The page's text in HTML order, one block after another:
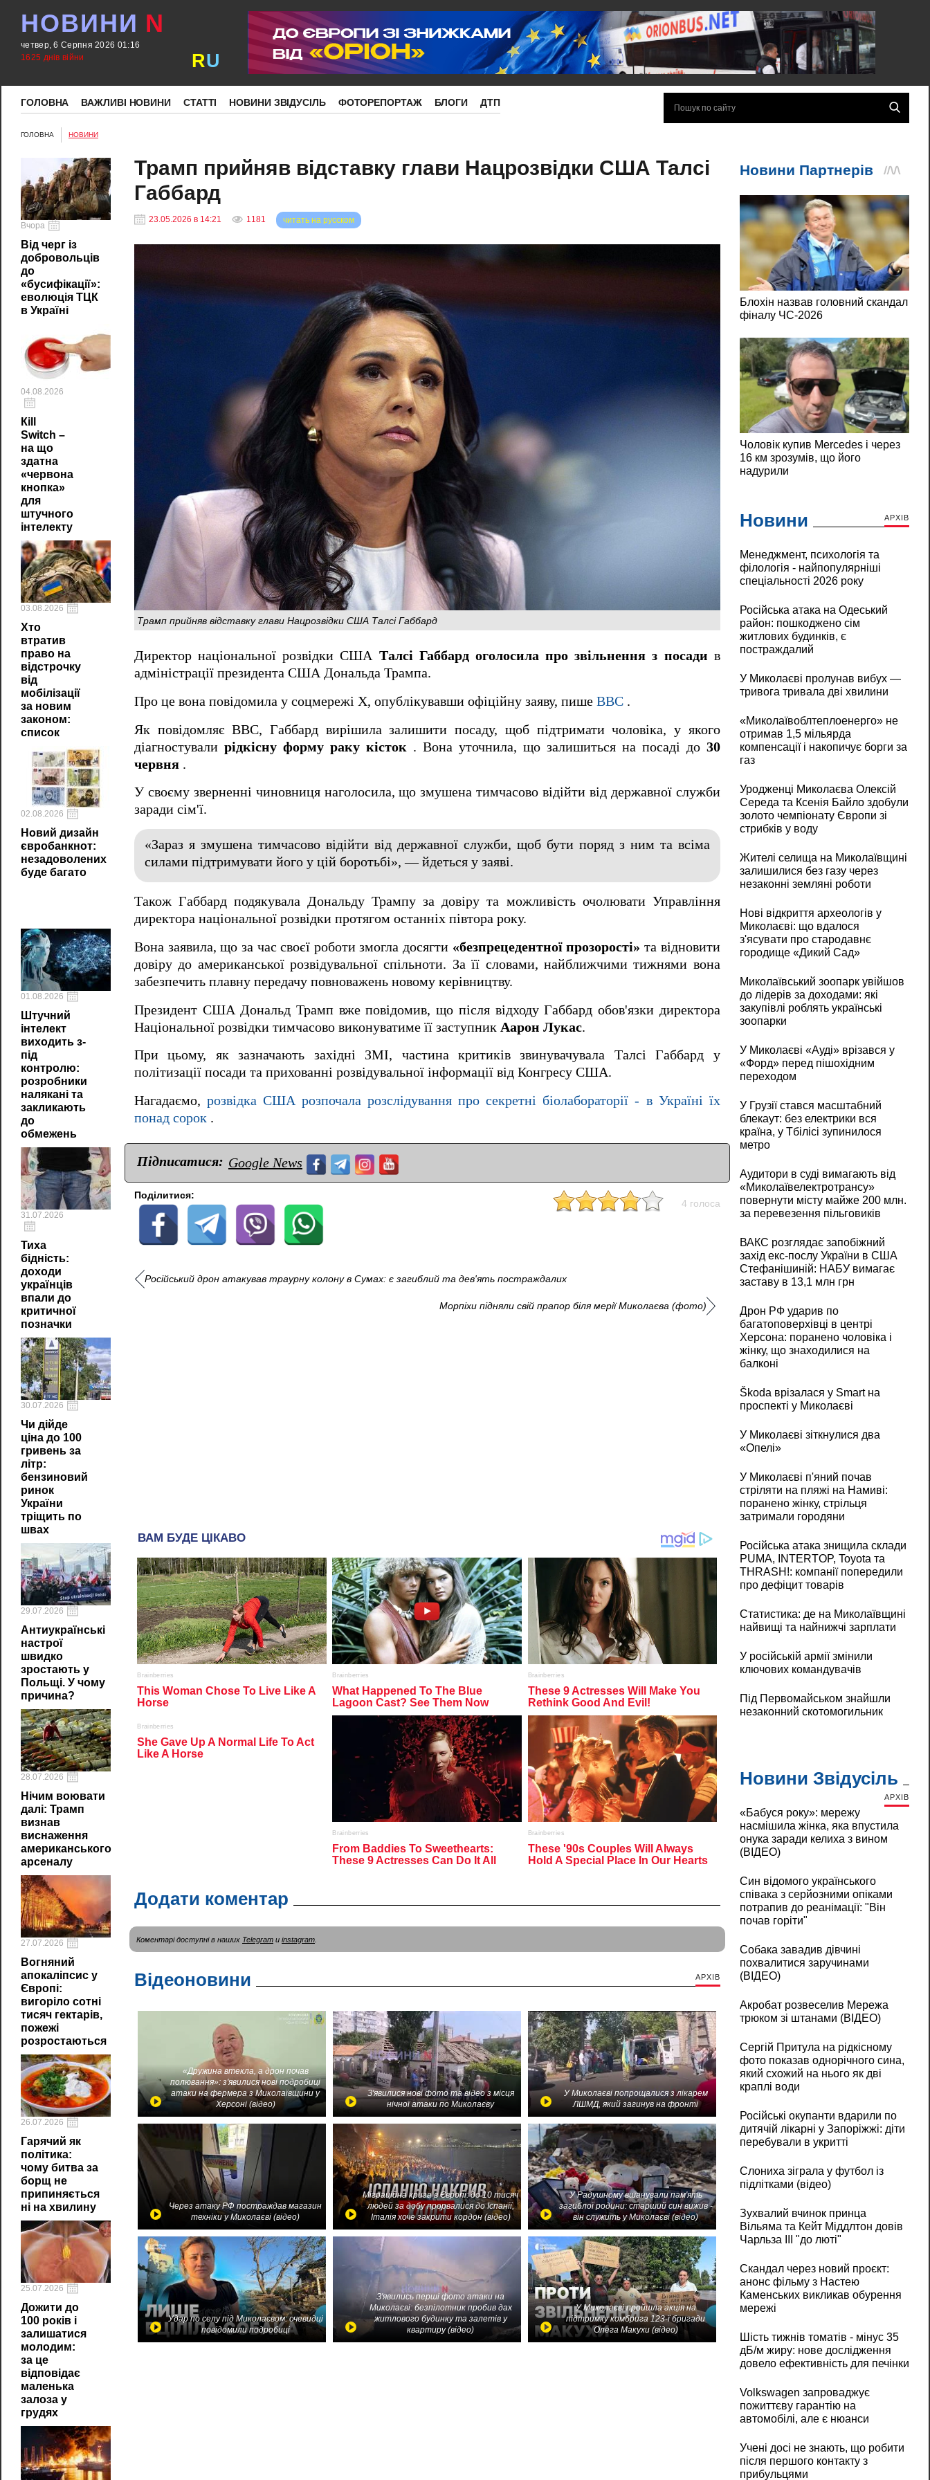
НОВИНИ N
четвер, 6 Серпня 2026 01:16
1625 днів війни
RU
ГОЛОВНА ВАЖЛИВІ НОВИНИ СТАТТІ НОВИНИ ЗВІДУСІЛЬ ФОТОРЕПОРТАЖ БЛОГИ ДТП
ГОЛОВНА НОВИНИ
Вчора
Від черг із
добровольців
до
«бусифікації»:
еволюція ТЦК
в Україні
04.08.2026
Кill
Switch –
на що
здатна
«червона
кнопка»
для
штучного
інтелекту
03.08.2026
Хто
втратив
право на
відстрочку
від
мобілізації
за новим
законом:
список
02.08.2026
Новий дизайн
євробанкнот:
незадоволених
буде багато
01.08.2026
Штучний
інтелект
виходить з-
під
контролю:
розробники
налякані та
закликають
до
обмежень
31.07.2026
Тиха
бідність:
доходи
українців
впали до
критичної
позначки
30.07.2026
Чи дійде
ціна до 100
гривень за
літр:
бензиновий
ринок
України
тріщить по
швах
29.07.2026
Антиукраїнські
настрої
швидко
зростають у
Польщі. У чому
причина?
28.07.2026
Нічим воювати
далі: Трамп
визнав
виснаження
американського
арсеналу
27.07.2026
Вогняний
апокаліпсис у
Європі:
вигоріло сотні
тисяч гектарів,
пожежі
розростаються
26.07.2026
Гарячий як
політика:
чому битва за
борщ не
припиняється
ні на хвилину
25.07.2026
Дожити до
100 років і
залишатися
молодим:
за це
відповідає
маленька
залоза у
грудях
Трамп прийняв відставку глави Нацрозвідки США Талсі
Габбард
23.05.2026 в 14:21 1181 читать на русском
Трамп прийняв відставку глави Нацрозвідки США Талсі Габбард
Директор національної розвідки США Талсі Габбард оголосила про звільнення з посади в
адміністрації президента США Дональда Трампа.
Про це вона повідомила у соцмережі X, опублікувавши офіційну заяву, пише ВВС .
Як повідомляє ВВС, Габбард вирішила залишити посаду, щоб підтримати чоловіка, у якого
діагностували рідкісну форму раку кісток . Вона уточнила, що залишиться на посаді до 30
червня .
У своєму зверненні чиновниця наголосила, що змушена тимчасово відійти від державної служби
заради сім'ї.
«Зараз я змушена тимчасово відійти від державної служби, щоб бути поряд з ним та всіма
силами підтримувати його у цій боротьбі», — йдеться у заяві.
Також Габбард подякувала Дональду Трампу за довіру та можливість очолювати Управління
директора національної розвідки протягом останніх півтора року.
Вона заявила, що за час своєї роботи змогла досягти «безпрецедентної прозорості» та відновити
довіру до американської розвідувальної спільноти. За її словами, найближчими тижнями вона
забезпечить плавну передачу повноважень новому керівництву.
Президент США Дональд Трамп вже повідомив, що після відходу Габбард обов'язки директора
Національної розвідки тимчасово виконуватиме її заступник Аарон Лукас.
При цьому, як зазначають західні ЗМІ, частина критиків звинувачувала Талсі Габбард у
політизації посади та прихованні розвідувальної інформації від Конгресу США.
Нагадаємо,розвідка США розпочала розслідування про секретні біолабораторії - в Україні їх
понад сорок .
Підписатися: Google News
Поділитися:
4 голоса
Російський дрон атакував траурну колону в Сумах: є загиблий та дев'ять постраждалих
Морпіхи підняли свій прапор біля мерії Миколаєва (фото)
Додати коментар
Коментарі доступні в наших Telegram и instagram
Відеоновини АРХІВ
«Дружина втекла, а дрон почав
полювання»: з'явилися нові подробиці
атаки на фермера з Миколаївщини у
Херсоні (відео)
З'явилися нові фото та відео з місця
нічної атаки по Миколаєву
У Миколаєві попрощалися з лікарем
ЛШМД, який загинув на фронті
Через атаку РФ постраждав магазин
техніки у Миколаєві (відео)
Міграційна криза в Європі: до 10 тисяч
людей за добу прорвалися до Іспанії,
Італія хоче закрити кордон (відео)
У Радушному вшанували пам'ять
загиблої родини: старший син вижив -
він служить у Миколаєві (відео)
Удар по селу під Миколаєвом: очевидці
повідомили подробиці
З'явились перші фото атаки на
Миколаєві: безпілотник пробив дах
житлового будинку та залетів у
квартиру (відео)
У Миколаєві пройшла акція на
підтримку комбрига 123-ї бригади
Олега Макухи (відео)
Новини АРХІВ
Менеджмент, психологія та
філологія - найпопулярніші
спеціальності 2026 року
Російська атака на Одеський
район: пошкоджено сім
житлових будинків, є
постраждалий
У Миколаєві пролунав вибух —
тривога тривала дві хвилини
«Миколаївоблтеплоенерго» не
отримав 1,5 мільярда
компенсації і накопичує борги за
газ
Уродженці Миколаєва Олексій
Середа та Ксенія Байло здобули
золото чемпіонату Європи зі
стрибків у воду
Жителі селища на Миколаївщині
залишилися без газу через
незаконні земляні роботи
Нові відкриття археологів у
Миколаєві: що вдалося
з'ясувати про стародавнє
городище «Дикий Сад»
Миколаївський зоопарк увійшов
до лідерів за доходами: які
закупівлі роблять українські
зоопарки
У Миколаєві «Ауді» врізався у
«Форд» перед пішохідним
переходом
У Грузії стався масштабний
блекаут: без електрики вся
країна, у Тбілісі зупинилося
метро
Аудитори в суді вимагають від
«Миколаївелектротрансу»
повернути місту майже 200 млн.
за перевезення пільговиків
ВАКС розглядає запобіжний
захід екс-послу України в США
Стефанішиній: НАБУ вимагає
заставу в 13,1 млн грн
Дрон РФ ударив по
багатоповерхівці в центрі
Херсона: поранено чоловіка і
жінку, що знаходилися на
балконі
Škoda врізалася у Smart на
проспекті у Миколаєві
У Миколаєві зіткнулися два
«Опелі»
У Миколаєві п'яний почав
стріляти на пляжі на Намиві:
поранено жінку, стрільця
затримали городяни
Російська атака знищила склади
PUMA, INTERTOP, Toyota та
THRASH!: компанії попередили
про дефіцит товарів
Статистика: де на Миколаївщині
найвищі та найнижчі зарплати
У російській армії змінили
ключових командувачів
Під Первомайськом знайшли
незаконний скотомогильник
Новини Звідусіль
АРХІВ
«Бабуся року»: мережу
насмішила жінка, яка впустила
онука заради келиха з вином
(ВІДЕО)
Син відомого українського
співака з серйозними опіками
потрапив до реанімації: "Він
почав горіти"
Собака завадив дівчині
похвалитися заручинами
(ВІДЕО)
Акробат розвеселив Мережа
трюком зі штанами (ВІДЕО)
Сергій Притула на рідкісному
фото показав однорічного сина,
який схожий на нього як дві
краплі води
Російські окупанти вдарили по
дитячій лікарні у Запоріжжі: діти
перебували в укритті
Слониха зіграла у футбол із
підлітками (відео)
Зухвалий вчинок принца
Вільяма та Кейт Міддлтон довів
Чарльза III "до люті"
Скандал через новий проєкт:
анонс фільму з Настею
Каменських викликав обурення
мережі
Шість тижнів томатів - мінус 35
дБ/м жиру: нове дослідження
довело ефективність для печінки
Volkswagen запроваджує
пожиттєву гарантію на
автомобілі, але є нюанси
Учені досі не знають, що робити
після першого контакту з
прибульцями